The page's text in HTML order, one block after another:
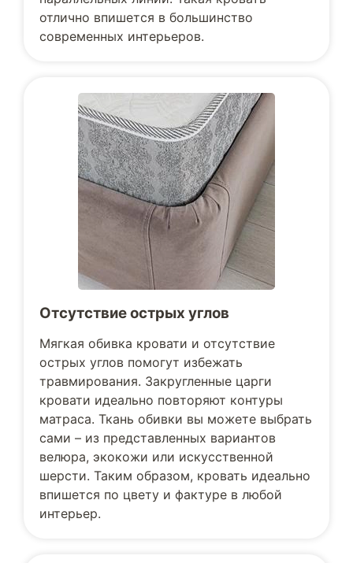
отлично впишется в большинство
современных интерьеров.
Отсутствие острых углов
Мягкая обивка кровати и отсутствие
острых углов помогут избежать
травмирования. Закругленные царги
кровати идеально повторяют контуры
матраса. Ткань обивки вы можете выбрать
сами – из представленных вариантов
велюра, экокожи или искусственной
шерсти. Таким образом, кровать идеально
впишется по цвету и фактуре в любой
интерьер.